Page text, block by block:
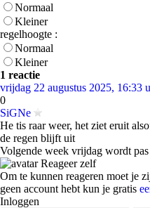
Normaal
Kleiner
regelhoogte :
Normaal
Kleiner
1 reactie
vrijdag 22 augustus 2025, 16:33
0
SiGNe
He tis raar weer, het ziet eruit
de regen blijft uit
Volgende week vrijdag wordt
Reageer zelf
Om te kunnen reageren moet je
geen account hebt kun je gratis
Inloggen